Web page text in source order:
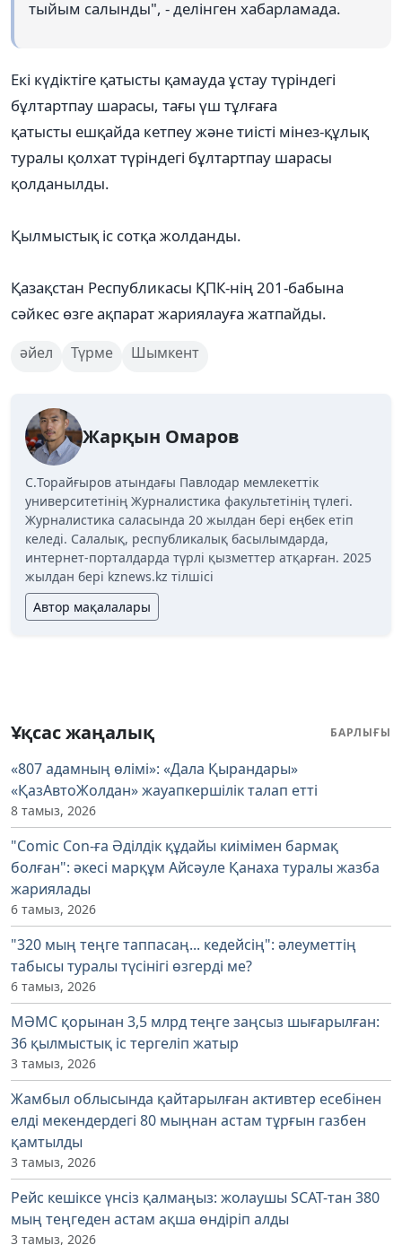
тыйым салынды", - делінген хабарламада.
Екі күдіктіге қатысты қамауда ұстау түріндегі
бұлтартпау шарасы, тағы үш тұлғаға
қатысты ешқайда кетпеу және тиісті мінез-құлық
туралы қолхат түріндегі бұлтартпау шарасы
қолданылды.
Қылмыстық іс сотқа жолданды.
Қазақстан Республикасы ҚПК-нің 201-бабына
сәйкес өзге ақпарат жариялауға жатпайды.
әйел Түрме Шымкент
Жарқын Омаров
C.Торайғыров атындағы Павлодар мемлекеттік
университетінің Журналистика факультетінің түлегі.
Журналистика саласында 20 жылдан бері еңбек етіп
келеді. Салалық, республикалық басылымдарда,
интернет-порталдарда түрлі қызметтер атқарған. 2025
жылдан бері kznews.kz тілшісі
Автор мақалалары
Ұқсас жаңалық БАРЛЫҒЫ
«807 адамның өлімі»: «Дала Қырандары»
«ҚазАвтоЖолдан» жауапкершілік талап етті
8 тамыз, 2026
"Comic Con-ға Әділдік құдайы киімімен бармақ
болған": әкесі марқұм Айсәуле Қанаха туралы жазба
жариялады
6 тамыз, 2026
"320 мың теңге таппасаң... кедейсің": әлеуметтің
табысы туралы түсінігі өзгерді ме?
6 тамыз, 2026
МӘМС қорынан 3,5 млрд теңге заңсыз шығарылған:
36 қылмыстық іс тергеліп жатыр
3 тамыз, 2026
Жамбыл облысында қайтарылған активтер есебінен
елді мекендердегі 80 мыңнан астам тұрғын газбен
қамтылды
3 тамыз, 2026
Рейс кешіксе үнсіз қалмаңыз: жолаушы SCAT-тан 380
мың теңгеден астам ақша өндіріп алды
3 тамыз, 2026